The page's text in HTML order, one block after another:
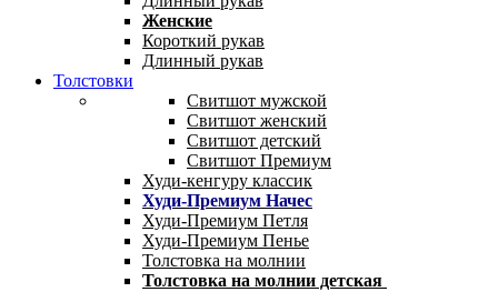
Женские
Короткий рукав
Длинный рукав
Толстовки
Свитшот мужской
Свитшот женский
Свитшот детский
Свитшот Премиум
Худи-кенгуру классик
Худи-Премиум Начес
Худи-Премиум Петля
Худи-Премиум Пенье
Толстовка на молнии
Толстовка на молнии детская